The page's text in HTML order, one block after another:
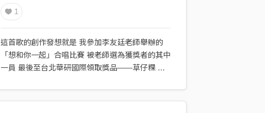
1
這首歌的創作發想就是 我參加李友廷老師舉辦的
「想和你一起」合唱比賽 被老師選為獲獎者的其中
一員 最後至台北華研國際領取獎品——草仔粿 然